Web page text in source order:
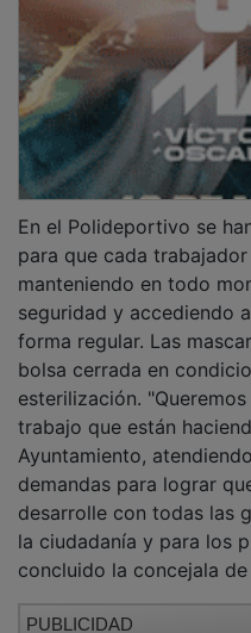
para que cada
manteniendo en todo
seguridad y accediendo
forma regular. Las
bolsa cerrada en
esterilización.
trabajo que están
Ayuntamiento,
demandas para lograr
desarrolle con todas las
la ciudadanía y para los
concluido la concejala de